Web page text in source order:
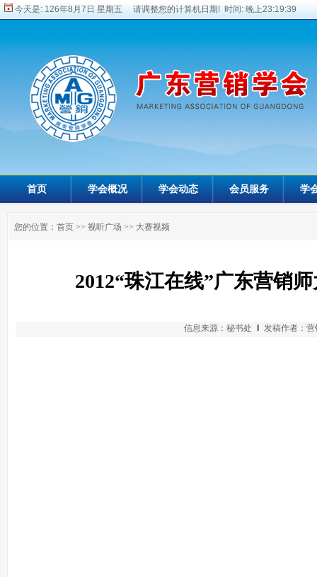
今天是: 126年8月7日 星期五 请调整您的计算机日期! 时间: 晚上23:19:39
首页 学会概况 学会动态 会员服务 学
您的位置： 首页 >> 视听广场 >> 大赛视频
2012“珠江在线”广东营销
信息来源：秘书处 ‖ 发稿作者：